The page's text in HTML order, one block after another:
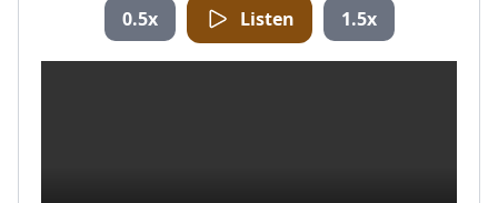
0.5x Listen 1.5x